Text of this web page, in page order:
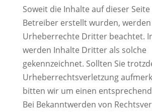
Soweit die Inhalte auf dieser
Betreiber erstellt wurden,
Urheberrechte Dritter beachtet.
werden Inhalte Dritter als solche
gekennzeichnet. Sollten Sie
Urheberrechtsverletzung
bitten wir um einen
Bei Bekanntwerden von